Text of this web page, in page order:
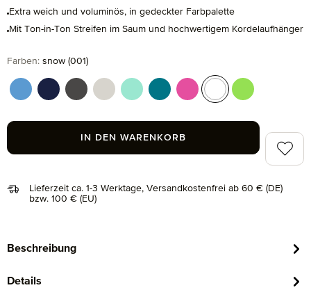
Extra weich und voluminös, in gedeckter Farbpalette
Mit Ton-in-Ton Streifen im Saum und hochwertigem Kordelaufhänger
Lieferzeit ca. 1-3 Werktage, Versandkostenfrei ab 60 € (DE)
bzw. 100 € (EU)
Farbenauswählen
: snow (001)
cornflower (410)
deep sea (596)
graphite (843)
grey (823)jelly mint (518)
lagoon (458)raspberry (078)
snow (001)wild lime (621)
IN DEN WARENKORB Zum
Beschreibung
Details